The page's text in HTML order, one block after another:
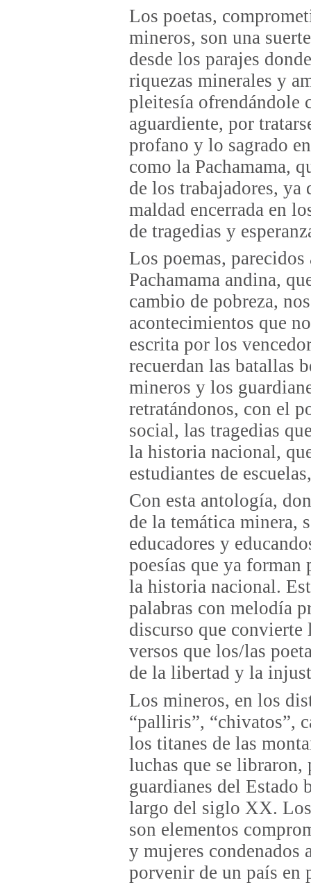
Los poetas,
mineros, son una
desde los parajes
riquezas minerales y
pleitesía ofrendándole
aguardiente, por
profano y lo sagrado
como la Pachamama,
de los trabajadores, ya
maldad encerrada en
de tragedias y
Los poemas,
Pachamama andina,
cambio de pobreza,
acontecimientos que
escrita por los
recuerdan las batallas
mineros y los
retratándonos, con el
social, las tragedias
la historia nacional,
estudiantes de
Con esta antología,
de la temática minera,
educadores y
poesías que ya forman
la historia nacional.
palabras con melodía
discurso que convierte
versos que los/las
de la libertad y la
Los mineros, en los
“palliris”, “chivatos”,
los titanes de las
luchas que se
guardianes del Estado
largo del siglo XX.
son elementos
y mujeres condenados
porvenir de un país en